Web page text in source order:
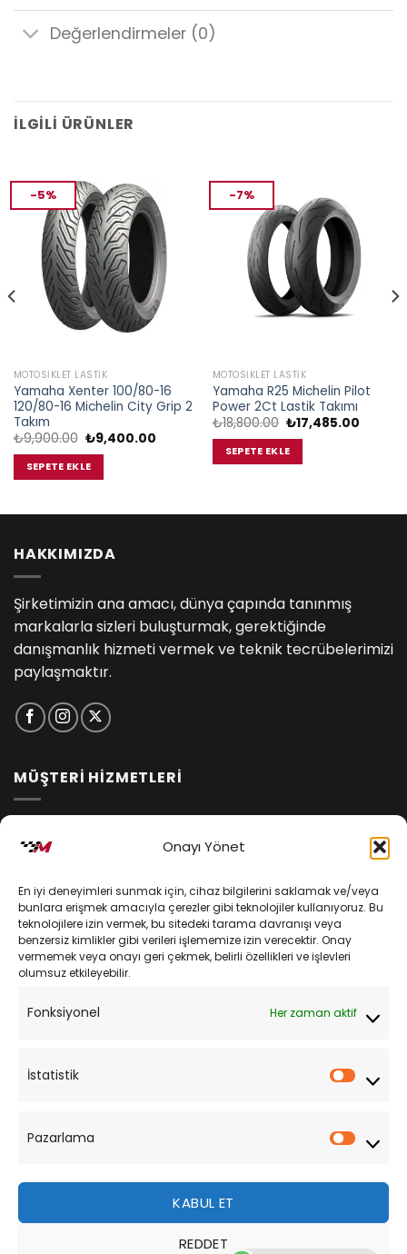
Onayı Yönet
En iyi deneyimleri sunmak için, cihaz bilgilerini saklamak ve/veya
bunlara erişmek amacıyla çerezler gibi teknolojiler kullanıyoruz. Bu
teknolojilere izin vermek, bu sitedeki tarama davranışı veya
benzersiz kimlikler gibi verileri işlememize izin verecektir. Onay
vermemek veya onayı geri çekmek, belirli özellikleri ve işlevleri
olumsuz etkileyebilir.
Fonksiyonel Her zaman aktif
İstatistik
Pazarlama
KABUL ET
REDDET
Değerlendirmeler (0)
İLGILI ÜRÜNLER
-5%
MOTOSIKLET LASTIK
Yamaha Xenter 100/80-16
120/80-16 Michelin City Grip 2
Takım
₺9,900.00 Orijinal
fiyat:
₺9,900.00.
₺9,400.00Şu
SEPETE EKLE
-7%
MOTOSIKLET LASTIK
Yamaha R25 Michelin Pilot
Power 2Ct Lastik Takımı
₺18,800.00 Orijinal
fiyat:
₺18,800.00.
₺17,485.00Şu
SEPETE EKLE
HAKKIMIZDA
Şirketimizin ana amacı, dünya çapında tanınmış
markalarla sizleri buluşturmak, gerektiğinde
danışmanlık hizmeti vermek ve teknik tecrübelerimizi
paylaşmaktır.
MÜŞTERİ HİZMETLERİ
Kişisel Verilerin Korunması
Mesafeli Satış Sözleşmesi
Sipariş Takibi
Bu site, size daha iyi bir tarama deneyimi sunmak için